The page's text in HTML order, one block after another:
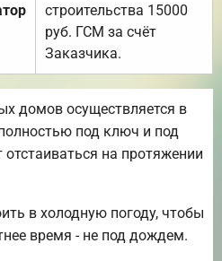
строительства 15000
руб. ГСМ за счёт
Заказчика.
домов осуществляется в
под ключ и под
на протяжении
в холодную погоду, чтобы
время - не под дождем.